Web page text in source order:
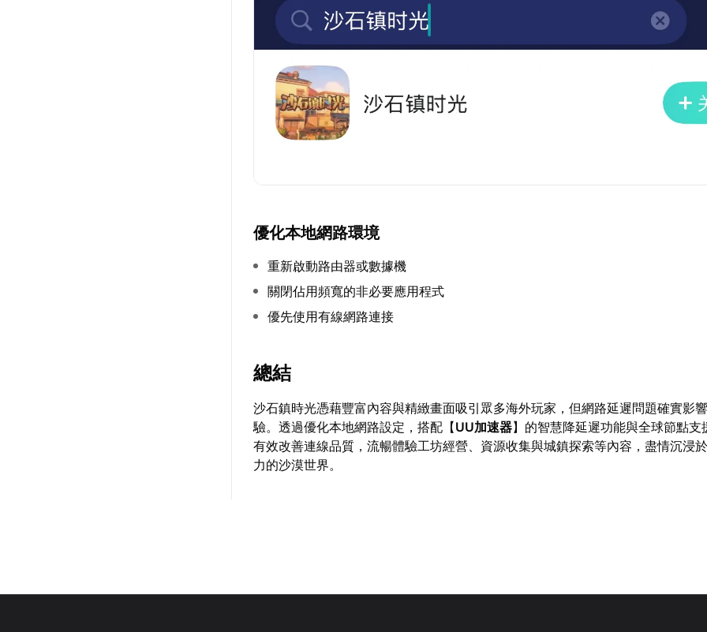
優化本地網路環境
重新啟動路由器或數據機
關閉佔用頻寬的非必要應用程式
優先使用有線網路連接
總結
沙石鎮時光憑藉豐富內容與精緻畫面吸引眾多海外玩家，但網路延遲問題確實影
驗。透過優化本地網路設定，搭配【UU加速器】的智慧降延遲功能與全球節點支
有效改善連線品質，流暢體驗工坊經營、資源收集與城鎮探索等內容，盡情沉浸
力的沙漠世界。